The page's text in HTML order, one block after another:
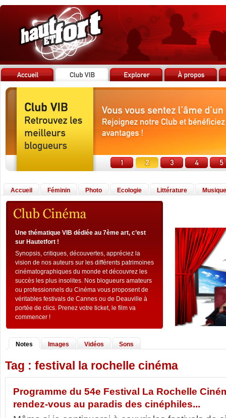
Accueil Féminin Photo Ecologie Littérature Musique
Une thématique VIB dédiée au 7ème art, c’est
sur Hautetfort !
Synopsis, critiques, découvertes, appréciez la
vision de nos auteurs sur les différents patrimoines
cinématographiques du monde et découvrez les
succès les plus insolites. Nos blogueurs amateurs
ou professionnels du Cinéma vous proposent de
véritables festivals de Cannes ou de Deauville à
portée de clics. Prenez votre ticket, le film va
commencer !
Notes Images Vidéos Sons
Tag : festival la rochelle cinéma
Programme du 54e Festival La Rochelle
rendez-vous au paradis des cinéphiles...